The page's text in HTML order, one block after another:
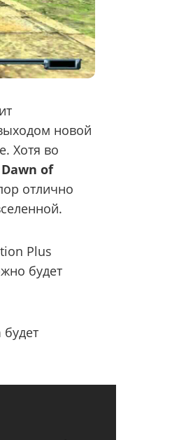
новой
Хотя во
Dawn of
отлично
Plus
будет